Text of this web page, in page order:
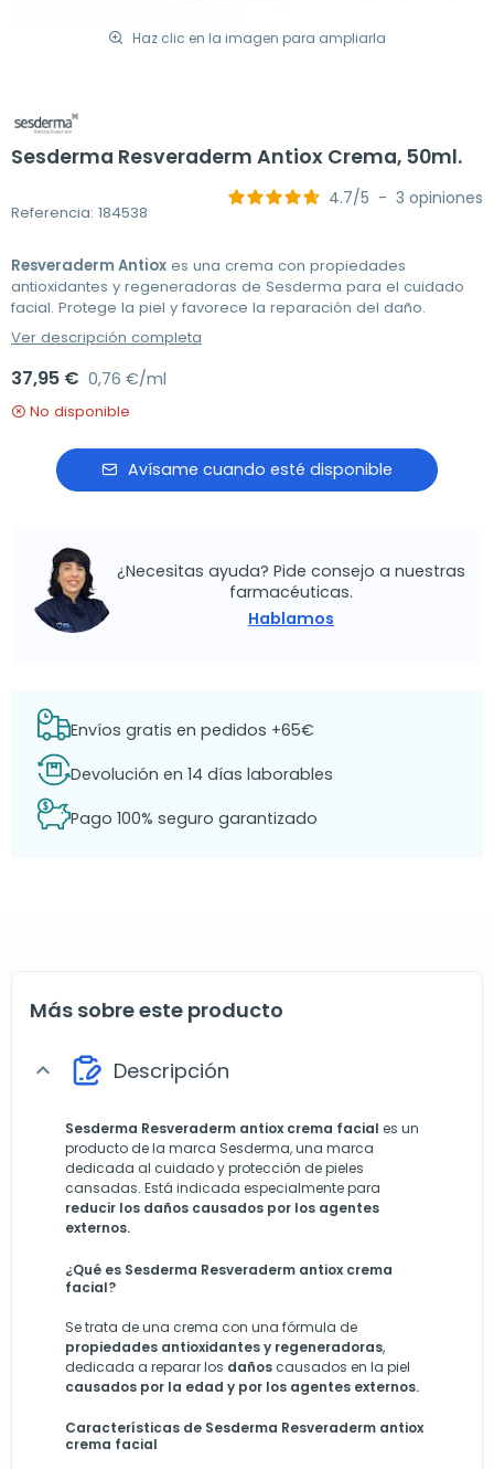
Haz clic en la imagen para ampliarla
Sesderma Resveraderm Antiox Crema, 50ml.
Referencia: 184538
4.7/5 - 3 opiniones
Resveraderm Antiox es una crema con propiedades
antioxidantes y regeneradoras de Sesderma para el cuidado
facial. Protege la piel y favorece la reparación del daño.
Ver descripción completa
37,95 € 0,76 €/ml
No disponible
Avísame cuando esté disponible
¿Necesitas ayuda? Pide consejo a nuestras
farmacéuticas.
Hablamos
Envíos gratis en pedidos +65€
Devolución en 14 días laborables
Pago 100% seguro garantizado
Más sobre este producto
expand_more Descripción
Sesderma Resveraderm antiox crema facial es un
producto de la marca Sesderma, una marca
dedicada al cuidado y protección de pieles
cansadas. Está indicada especialmente para
reducir los daños causados por los agentes
externos.
¿Qué es Sesderma Resveraderm antiox crema
facial?
Se trata de una crema con una fórmula de
propiedades antioxidantes y regeneradoras,
dedicada a reparar los daños causados en la piel
causados por la edad y por los agentes externos.
Características de Sesderma Resveraderm antiox
crema facial